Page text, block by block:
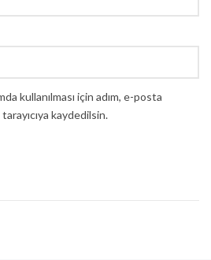
kullanılması için adım, e-posta
kaydedilsin.